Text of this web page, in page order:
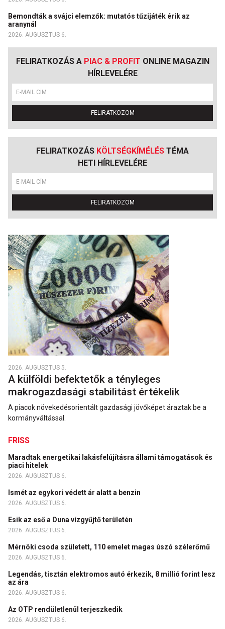
Bemondták a svájci elemzők: mutatós tűzijáték érik az
aranynál
2026. AUGUSZTUS 6.
FELIRATKOZÁS A PIAC & PROFIT ONLINE MAGAZIN
HÍRLEVELÉRE
FELIRATKOZOM
FELIRATKOZÁS KÖLTSÉGKÍMÉLÉS TÉMA
HETI HÍRLEVELÉRE
FELIRATKOZOM
2026. AUGUSZTUS 5.
A külföldi befektetők a tényleges
makrogazdasági stabilitást értékelik
A piacok növekedésorientált gazdasági jövőképet áraztak be a
kormányváltással.
FRISS
Maradtak energetikai lakásfelújításra állami támogatások és
piaci hitelek
2026. AUGUSZTUS 6.
Ismét az egykori védett ár alatt a benzin
2026. AUGUSZTUS 6.
Esik az eső a Duna vízgyűjtő területén
2026. AUGUSZTUS 6.
Mérnöki csoda született, 110 emelet magas úszó szélerőmű
2026. AUGUSZTUS 6.
Legendás, tisztán elektromos autó érkezik, 8 millió forint lesz
az ára
2026. AUGUSZTUS 6.
Az OTP rendületlenül terjeszkedik
2026. AUGUSZTUS 6.